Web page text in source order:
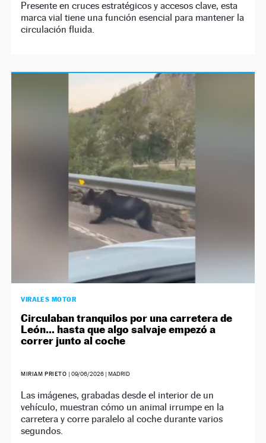
Presente en cruces estratégicos y accesos clave, esta
marca vial tiene una función esencial para mantener la
circulación fluida.
VIRALES MOTOR
Circulaban tranquilos por una carretera de
León… hasta que algo salvaje empezó a
correr junto al coche
MIRIAM PRIETO | 09/06/2026| MADRID
Las imágenes, grabadas desde el interior de un
vehículo, muestran cómo un animal irrumpe en la
carretera y corre paralelo al coche durante varios
segundos.